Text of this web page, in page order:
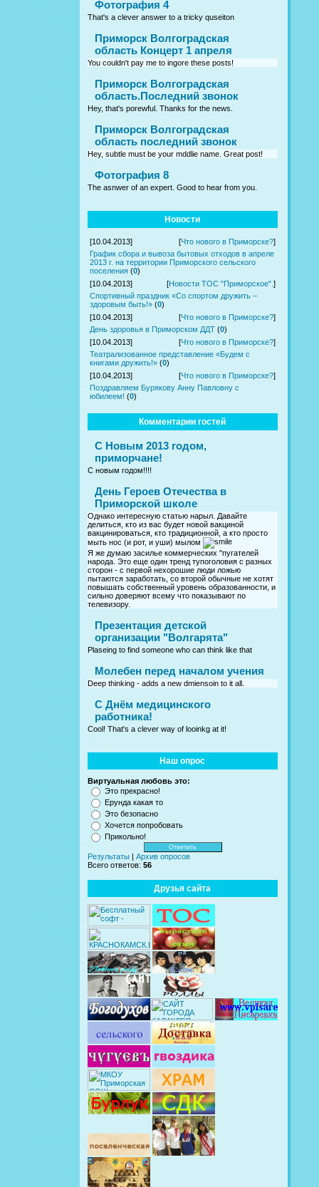
Фотография 4
That's a clever answer to a tricky quseiton
Приморск Волгоградская
область Концерт 1 апреля
You couldn't pay me to ingore these posts!
Приморск Волгоградская
область.Последний звонок
Hey, that's porewful. Thanks for the news.
Приморск Волгоградская
область последний звонок
Hey, subtle must be your mddlie name. Great post!
Фотография 8
The asnwer of an expert. Good to hear from you.
Новости
[10.04.2013] [Что нового в Приморске?]
График сбора и вывоза бытовых отходов в апреле
2013 г. на территории Приморского сельского
поселения (0)
[10.04.2013]
[Новости ТОС "Приморское". ]
Спортивный праздник «Со спортом дружить –
здоровым быть!» (0)
[10.04.2013]
[Что нового в Приморске?]
День здоровья в Приморском ДДТ (0)
[10.04.2013]
[Что нового в Приморске?]
Театрализованное представление «Будем с
книгами дружить!» (0)
[10.04.2013]
[Что нового в Приморске?]
Поздравляем Бурякову Анну Павловну с
юбилеем! (0)
Комментарии гостей
С Новым 2013 годом,
приморчане!
С новым годом!!!!
День Героев Отечества в
Приморской школе
Однако интересную статью нарыл. Давайте
делиться, кто из вас будет новой вакциной
вакцинироваться, кто традиционной, а кто просто
мыть нос (и рот, и уши) мылом
Я же думаю засилье коммерческих "пугателей
народа. Это еще один тренд тупоголовия с разных
сторон - с первой нехорошие люди ложью
пытаются заработать, со второй обычные не хотят
повышать собственный уровень образованности, и
сильно доверяют всему что показывают по
телевизору.
Презентация детской
организации "Волгарята"
Plaseing to find someone who can think like that
Молебен перед началом учения
Deep thinking - adds a new dmiensoin to it all.
C Днём медицинского
работника!
Cool! That's a clever way of looinkg at it!
Наш опрос
Виртуальная любовь это:
Это прекрасно!
Ерунда какая то
Это безопасно
Хочется попробовать
Прикольно!
Результаты
Архив опросов
Всего ответов: 56
Друзья сайта